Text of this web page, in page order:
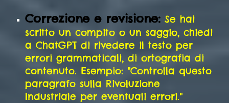
Correzione e revisione: Se hai
scritto un compito o un saggio, chiedi
a ChatGPT di rivedere il testo per
errori grammaticali, di ortografia di
contenuto. Esempio: "Controlla questo
paragrafo sulla Rivoluzione
Industriale per eventuali errori."